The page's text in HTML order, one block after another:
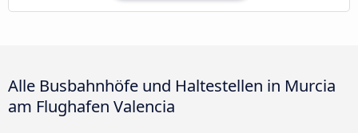
Alle Busbahnhöfe und Haltestellen in Murcia
am Flughafen Valencia